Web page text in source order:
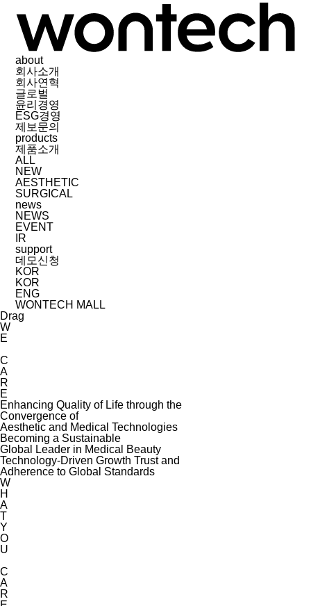
about
회사소개
회사연혁
글로벌
윤리경영
ESG경영
제보문의
products
제품소개
ALL
NEW
AESTHETIC
SURGICAL
news
NEWS
EVENT
IR
support
데모신청
KOR
KOR
ENG
WONTECH MALL
Drag
W
E
C
A
R
E
Enhancing Quality of Life through the
Convergence of
Aesthetic and Medical Technologies
Becoming a Sustainable
Global Leader in Medical Beauty
Technology-Driven Growth Trust and
Adherence to Global Standards
W
H
A
T
Y
O
U
C
A
R